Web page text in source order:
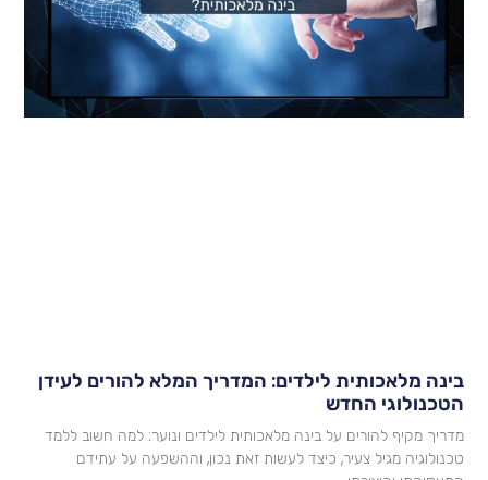
מלאכותית לילדים: המדריך המלא להורים לעידן
החדש
מקיף להורים על בינה מלאכותית לילדים ונוער: למה חשוב ללמד
מגיל צעיר, כיצד לעשות זאת נכון, וההשפעה על עתידם